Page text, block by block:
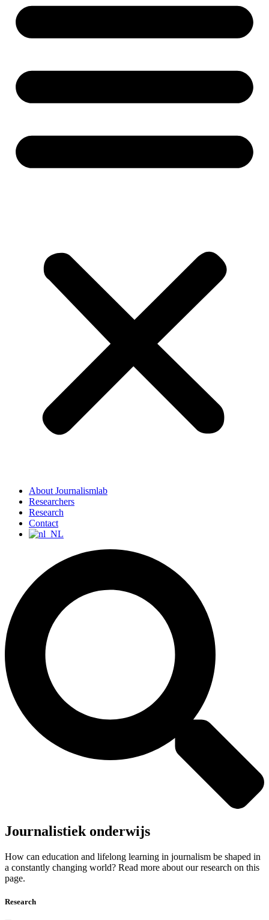
About Journalismlab
Researchers
Research
Contact
Journalistiek onderwijs
How can education and lifelong learning in journalism be shaped in
a constantly changing world? Read more about our research on this
page.
Research